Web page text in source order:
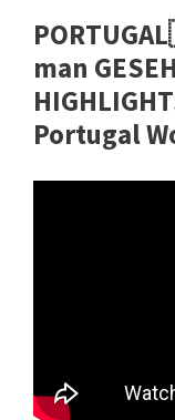
man
Portugal